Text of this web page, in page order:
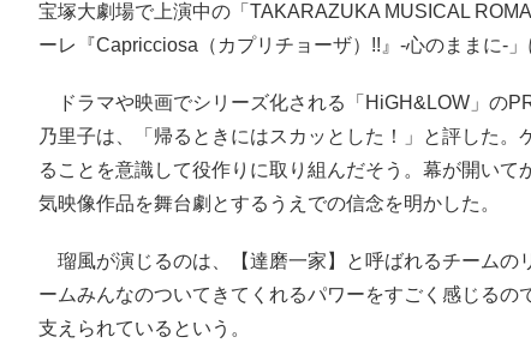
宝塚大劇場で上演中の「TAKARAZUKA MUSICAL
ーレ『Capricciosa（カプリチョーザ）!!』-心のままに-
ドラマや映画でシリーズ化される「HiGH&LOW」の
乃里子は、「帰るときにはスカッとした！」と評した
ることを意識して役作りに取り組んだそう。幕が開い
気映像作品を舞台劇とするうえでの信念を明かした。
瑠風が演じるのは、【達磨一家】と呼ばれるチームの
ームみんなのついてきてくれるパワーをすごく感じる
支えられているという。